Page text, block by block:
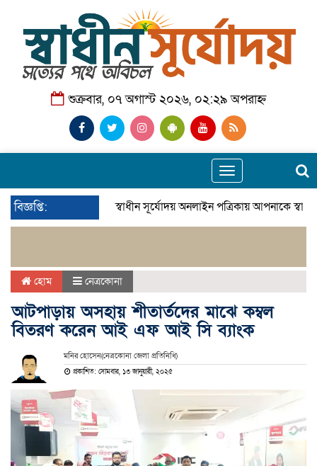
শুক্রবার, ০৭ অগাস্ট ২০২৬, ০২:২৯ অপরাহ্ন
Toggle
navigation
বিজ্ঞপ্তি: স্বাধীন সূর্যোদয় অনলাইন পত্রিকায় আপনাকে
হোম নেত্রকোনা
আটপাড়ায় অসহায় শীতার্তদের মাঝে কম্বল
বিতরণ করেন আই এফ আই সি ব্যাংক
মনির হোসেন(নেত্রকোনা জেলা প্রতিনিধি)
প্রকাশিত: সোমবার, ১৩ জানুয়ারী, ২০২৫